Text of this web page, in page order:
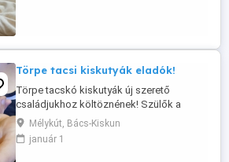
Törpe tacsi kiskutyák eladók!
Törpe tacskó kiskutyák új szerető
családjukhoz költöznének! Szülők a
helyszínen megtekinthetőek! Augusztus
29.-től oltással eü kiskönyvvel rendszeres
féregtelenítéssel vihetőek! Hívj bátran a 06
Mélykút, Bács-Kiskun
január 1